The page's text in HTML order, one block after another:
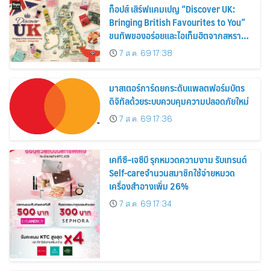
ท็อปส์ เสิร์ฟแคมเปญ “Discover UK:
Bringing British Favourites to You”
ขนทัพของอร่อยและไอเท็มฮิตจากสหราช
อาณาจักร ส่งตรงถึงมือตั้งแต่วันนี้ – 18
สิงหาคมนี้
7 ส.ค. 69 17:38
มาสเตอร์การ์ดยกระดับแพลตฟอร์มบัตร
ดิจิทัลด้วยระบบควบคุมความปลอดภัยใหม่
7 ส.ค. 69 17:36
เคทีซี–เจซีบี รุกหมวดความงาม รับเทรนด์
Self-careจำนวนสมาชิกใช้จ่ายหมวด
เครื่องสำอางเพิ่ม 26%
7 ส.ค. 69 17:34